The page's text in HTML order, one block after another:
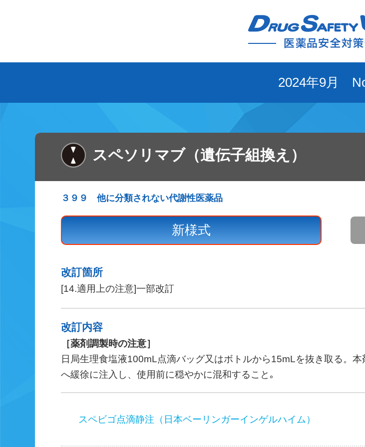
2024年9月
スペソリマブ（遺伝子組換え）
３９９ 他に分類されない代謝性医薬品
新様式
改訂箇所
[14.適用上の注意]一部改訂
改訂内容
［薬剤調製時の注意］
日局生理食塩液100mL点滴バッグ又はボトルから15mLを抜き取る。
へ緩徐に注入し、使用前に穏やかに混和すること｡
スペビゴ点滴静注（日本ベーリンガーインゲルハイム）